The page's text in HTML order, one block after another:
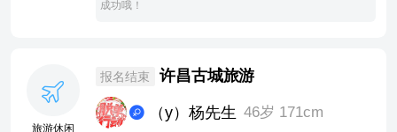
成功哦！
旅游休闲
报名结束 许昌古城旅游
（y）杨先生 46岁 171cm